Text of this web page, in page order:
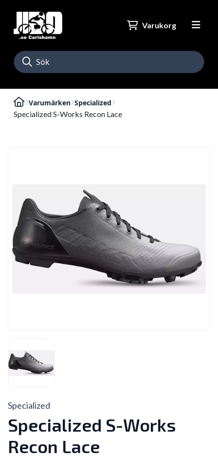
Varukorg
Varumärken Specialized
Specialized S-Works Recon Lace
Specialized
Specialized S-Works
Recon Lace